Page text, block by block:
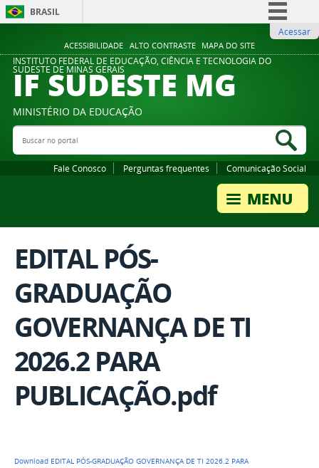
ACESSIBILIDADE ALTO CONTRASTE MAPA DO SITE
BRASIL
Comunica BR
Participe
Legislação
Acessar
INSTITUTO FEDERAL DE EDUCAÇÃO, CIÊNCIA E TECNOLOGIA DO
SUDESTE DE MINAS GERAIS
IF SUDESTE MG
MINISTÉRIO DA EDUCAÇÃO
Buscar no portal
Fale Conosco Perguntas frequentes Comunicação Social
EDITAL PÓS-
GRADUAÇÃO
GOVERNANÇA DE TI
2026.2 PARA
PUBLICAÇÃO.pdf
Download EDITAL PÓS-GRADUAÇÃO GOVERNANÇA DE TI 2026.2 PARA